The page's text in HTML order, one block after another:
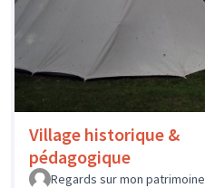
Village historique &
pédagogique
Regards sur mon patrimoine